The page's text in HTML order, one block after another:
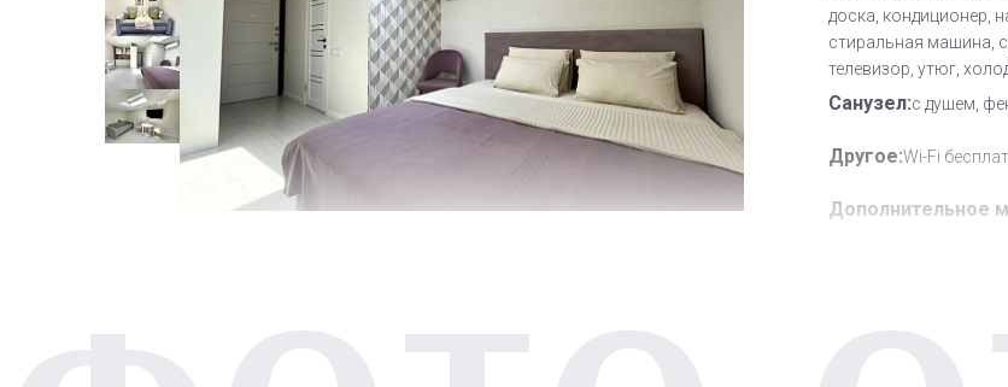
доска, кондиционер,
стиральная машина,
телевизор, утюг,
Санузел:с душем,
Другое:Wi-Fi
Дополнительное